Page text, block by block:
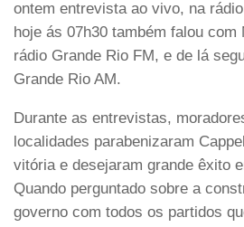
ontem entrevista ao vivo, na
hoje ás 07h30 também falou com
rádio Grande Rio FM, e de lá
Grande Rio AM.
Durante as entrevistas,
localidades parabenizaram
vitória e desejaram grande êxito
Quando perguntado sobre a
governo com todos os partidos